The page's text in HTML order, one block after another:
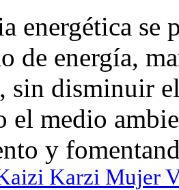
energética se
de energía,
sin disminuir
el medio
y
Karzi Mujer